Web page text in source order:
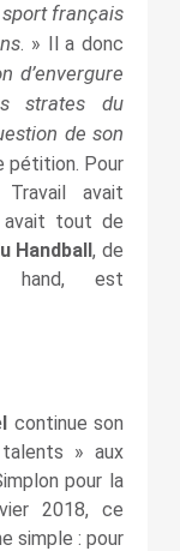
français
. » Il a donc
d’envergure
strates du
de son
pétition. Pour
avait
avait tout de
Handball, de
hand, est
continue son
talents » aux
pour la
2018, ce
simple : pour